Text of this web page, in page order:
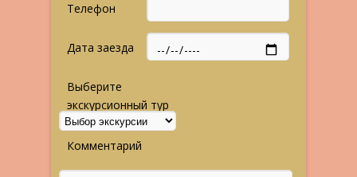
Телефон
Дата заезда
Выберите
экскурсионный тур
Комментарий